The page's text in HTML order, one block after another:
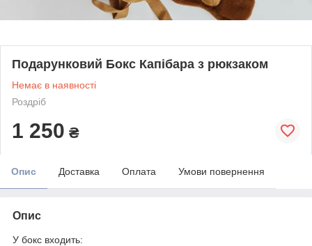
Подарунковий Бокс Капібара з рюкзаком
Немає в наявності
Роздріб
1 250 ₴
Опис Доставка Оплата Умови повернення
Опис
У бокс входить: